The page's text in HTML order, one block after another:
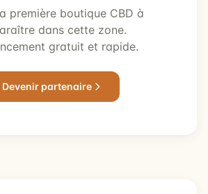
première boutique CBD à
dans cette zone.
gratuit et rapide.
Devenir partenaire